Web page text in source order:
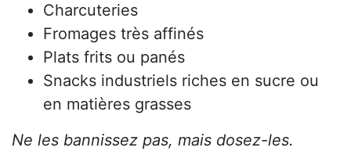
Charcuteries
Fromages très affinés
Plats frits ou panés
Snacks industriels riches en sucre ou
en matières grasses
Ne les bannissez pas, mais dosez-les.